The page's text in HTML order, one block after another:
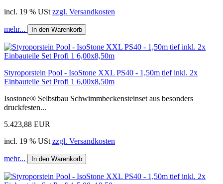
incl. 19 % USt zzgl. Versandkosten
mehr... In den Warenkorb
Styroporstein Pool - IsoStone XXL PS40 - 1,50m tief inkl. 2x
Einbauteile Set Profi 1 6,00x8,50m
Isostone® Selbstbau Schwimmbeckensteinset aus besonders
druckfesten...
5.423,88 EUR
incl. 19 % USt zzgl. Versandkosten
mehr... In den Warenkorb